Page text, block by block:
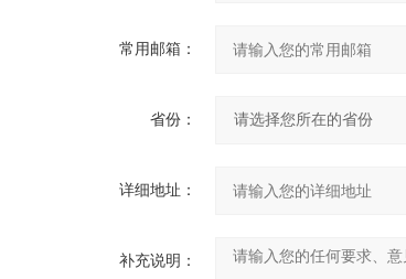
常用邮箱：
省份：
详细地址：
补充说明：